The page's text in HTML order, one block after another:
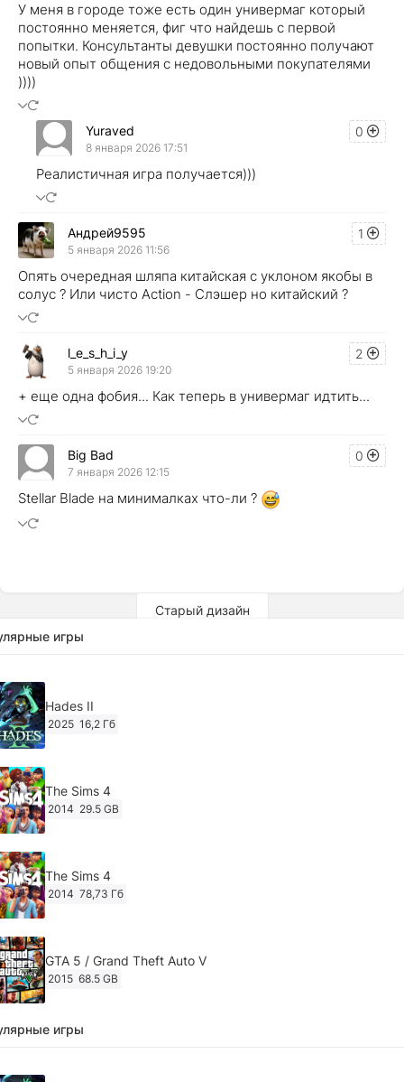
У меня в городе тоже есть один универмаг который
постоянно меняется, фиг что найдешь с первой
попытки. Консультанты девушки постоянно получают
новый опыт общения с недовольными покупателями
))))
0
Yuraved
8 января 2026 17:51
Реалистичная игра получается)))
1
Андрей9595
5 января 2026 11:56
Опять очередная шляпа китайская с уклоном якобы в
солус ? Или чисто Action - Слэшер но китайский ?
2
l_e_s_h_i_y
5 января 2026 19:20
+ еще одна фобия... Как теперь в универмаг идтить...
0
Big Bad
7 января 2026 12:15
Stellar Blade на минималках что-ли ?
Старый дизайн
игры
Hades II
2025 16,2 Гб
The Sims 4
2014 29.5 GB
The Sims 4
2014 78,73 Гб
GTA 5 / Grand Theft Auto V
2015 68.5 GB
Ghost of Tsushima: Director's Cut v.1053.8.1023.1614
игры